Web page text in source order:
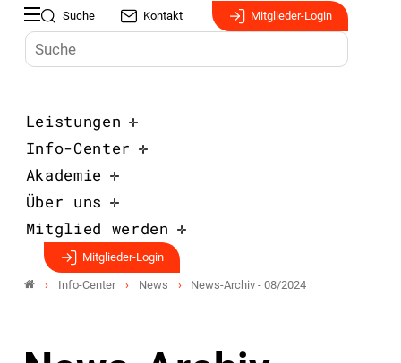
Suche Kontakt Mitglieder-Login
Leistungen
Info-Center
Akademie
Über uns
Mitglied werden
Mitglieder-Login
Info-Center News News-Archiv - 08/2024